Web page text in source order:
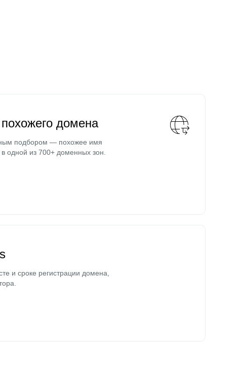
домена
подбором — похожее имя
одной из 700+ доменных зон.
и сроке регистрации домена,